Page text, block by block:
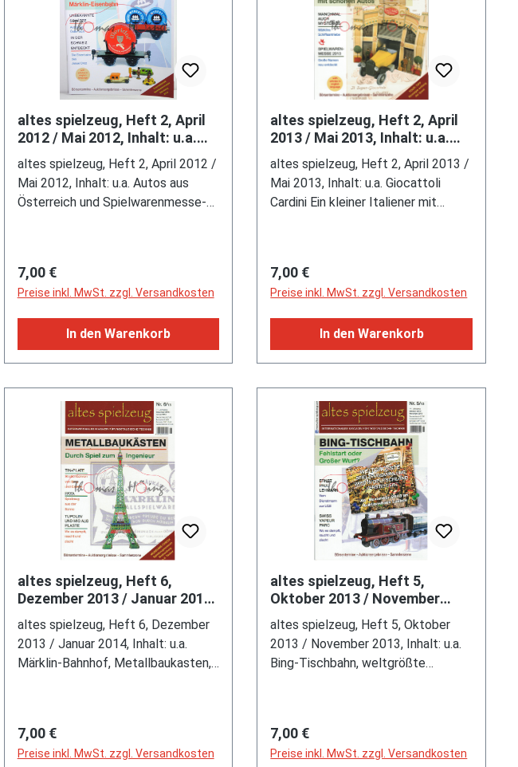
altes spielzeug, Heft 2, April
2012 / Mai 2012, Inhalt: u.a.
Autos aus Österreich und
Spielwarenmess
altes spielzeug, Heft 2, April 2012 /
Mai 2012, Inhalt: u.a. Autos aus
Österreich und Spielwarenmesse-
Regulärer Preis:
7,00 €
Preise inkl. MwSt. zzgl. Versandkosten
In den Warenkorb
altes spielzeug, Heft 2, April
2013 / Mai 2013, Inhalt: u.a.
Giocattoli Cardini Ein kleiner
Italiene
altes spielzeug, Heft 2, April 2013 /
Mai 2013, Inhalt: u.a. Giocattoli
Cardini Ein kleiner Italiener mit
Tour: Tipp - Speedgoed, Fietsen
und Nostalgie, Auktionstermine
Regulärer Preis:
7,00 €
Preise inkl. MwSt. zzgl. Versandkosten
In den Warenkorb
altes spielzeug, Heft 6,
Dezember 2013 / Januar 2014,
Inhalt: u.a. Märklin-Bahnhof,
Metallbaukasten,
altes spielzeug, Heft 6, Dezember
2013 / Januar 2014, Inhalt: u.a.
Märklin-Bahnhof, Metallbaukasten,
Auktionstermine + Märkte
Regulärer Preis:
7,00 €
Preise inkl. MwSt. zzgl. Versandkosten
altes spielzeug, Heft 5,
Oktober 2013 / November
2013, Inhalt: u.a. Bing-
Tischbahn, weltgrößte Spiel
altes spielzeug, Heft 5, Oktober
2013 / November 2013, Inhalt: u.a.
Bing-Tischbahn, weltgrößte
wo es dampft, pfeifft und zischt,
Auktionstermine + Märkte
Regulärer Preis:
7,00 €
Preise inkl. MwSt. zzgl. Versandkosten